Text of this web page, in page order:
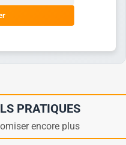
PRATIQUES
encore plus